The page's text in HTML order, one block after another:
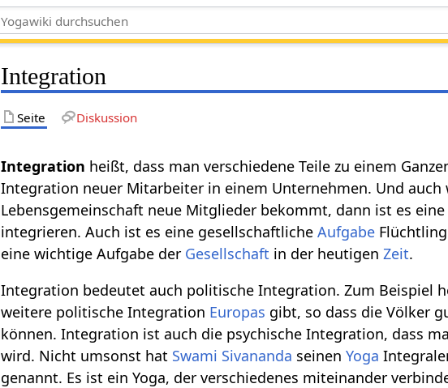
Integration
Seite Diskussion
heißt, dass man verschiedene Teile zu einem
Integration neuer Mitarbeiter in einem Unternehmen. Und auch
Lebensgemeinschaft neue Mitglieder bekommt, dann ist es
integrieren. Auch ist es eine gesellschaftlicheAufgabe
eine wichtige Aufgabe der Gesellschaft in der heutigenZeit.
Integration bedeutet auch politische Integration. Zum Beispiel
weitere politische Integration Europas gibt, so dass die Völker
können. Integration ist auch die psychische Integration, dass
wird. Nicht umsonst hat Swami Sivananda seinenYoga
genannt. Es ist ein Yoga, der verschiedenes miteinander